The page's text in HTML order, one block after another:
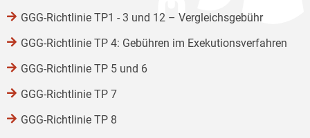
GGG-Richtlinie TP1 - 3 und 12 – Vergleichsgebühr
GGG-Richtlinie TP 4: Gebühren im Exekutionsverfahren
GGG-Richtlinie TP 5 und 6
GGG-Richtlinie TP 7
GGG-Richtlinie TP 8